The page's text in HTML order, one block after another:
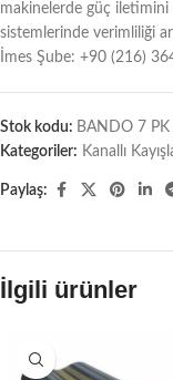
makinelerde güç
sistemlerinde verimliliği
İmes Şube: +90 (216)
Stok kodu: BANDO 7 PK
Kategoriler: Kanallı
Paylaş:
İlgili ürünler